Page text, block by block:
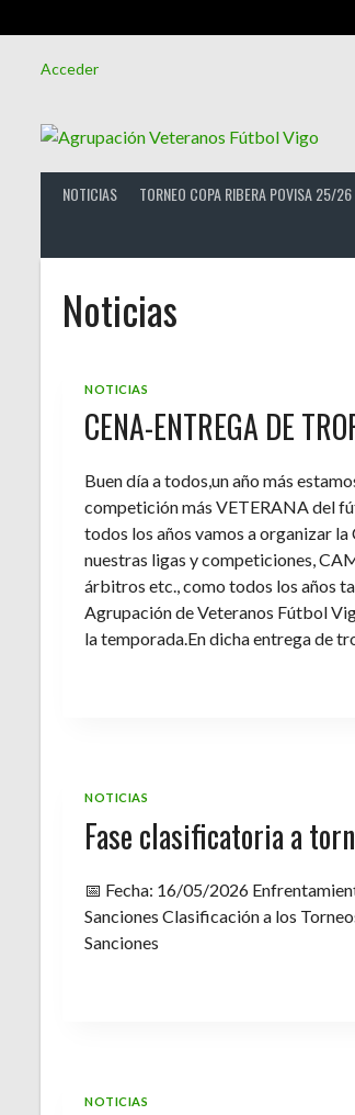
Acceder
NOTICIAS TORNEO COPA RIBERA POVISA 25/26
Noticias
NOTICIAS
CENA-ENTREGA DE
Buen día a todos,un año más
competición más VETERANA del
todos los años vamos a organizar
nuestras ligas y competiciones,
árbitros etc., como todos los años
Agrupación de Veteranos Fútbol
la temporada.En dicha entrega de
NOTICIAS
Fase clasificatoria a
📅 Fecha: 16/05/2026
Sanciones Clasificación a los
Sanciones
NOTICIAS